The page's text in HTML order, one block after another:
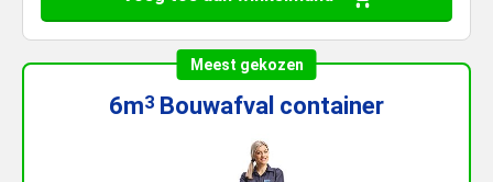
Meest gekozen
6m3 Bouwafval container